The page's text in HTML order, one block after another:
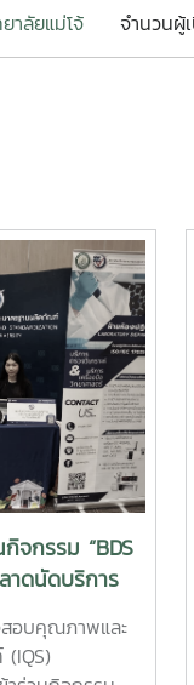
ลัยแม่โจ้ จำนวนผู้
จกรรม “BDS
าดนัดบริการ
จังหวัด
อบคุณภาพและ